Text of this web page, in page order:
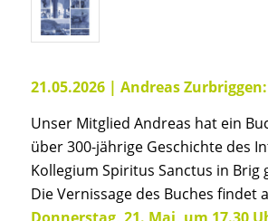
21.05.2026 | Andreas
Unser Mitglied Andreas hat ein
über 300-jährige Geschichte des
Kollegium Spiritus Sanctus in Brig
Die Vernissage des Buches findet